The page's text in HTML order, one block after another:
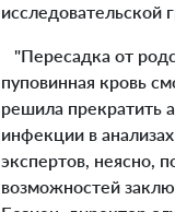
исследовательской
"Пересадка от
пуповинная кровь
решила прекратить
инфекции в
экспертов, неясно,
возможностей